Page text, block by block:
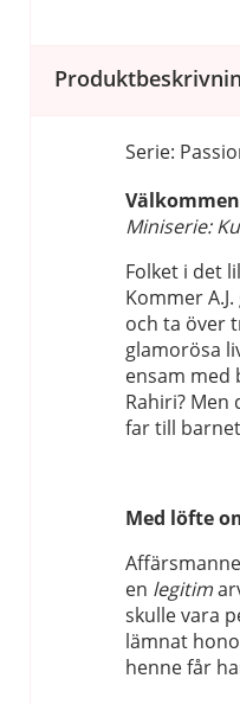
Serie:
Miniserie:
Folket i det
Kommer
och ta över
glamorösa
ensam med
Rahiri?
far till
Med löfte
en legitim
skulle vara
lämnat
henne får